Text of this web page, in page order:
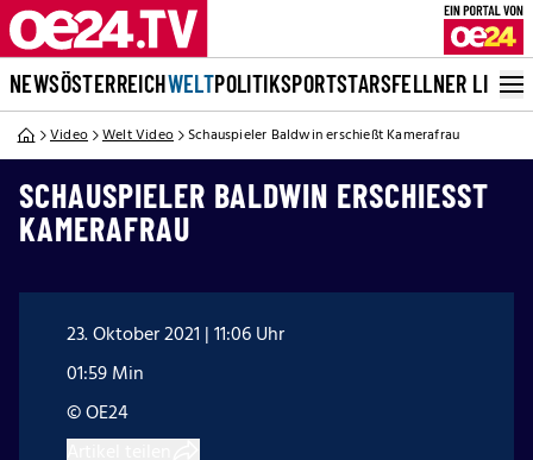
NEWSÖSTERREICHWELTPOLITIKSPORTSTARSFELLNER LIVE
Video Welt Video Schauspieler Baldwin erschießt Kamerafrau
SCHAUSPIELER BALDWIN ERSCHIESST K
AMERAFRAU
23. Oktober 2021 | 11:06 Uhr
01:59 Min
© OE24